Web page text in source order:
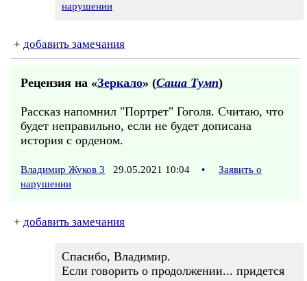
нарушении
+ добавить замечания
Рецензия на «Зеркало» (Саша Тумп)
Рассказ напомнил "Портрет" Гоголя. Считаю, что
будет неправильно, если не будет дописана
история с орденом.
Владимир Жуков 3 29.05.2021 10:04 •
Заявить о
нарушении
+ добавить замечания
Спасибо, Владимир.
Если говорить о продолжении... придется